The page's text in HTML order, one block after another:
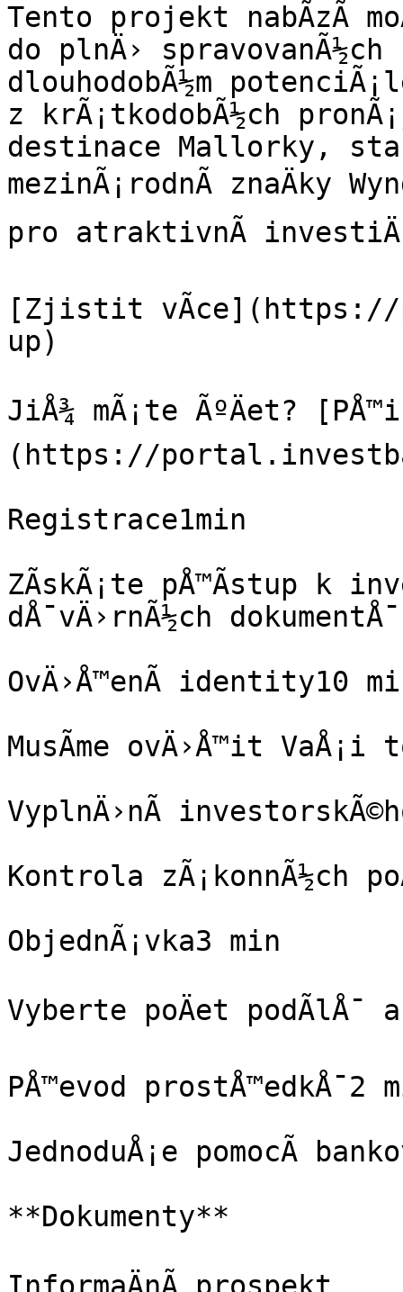
Tento projekt nabÃ­zÃ­
do plnÄ›
dlouhodobÃ½m
z krÃ¡tkodobÃ½ch
destinace Mallorky,
mezinÃ¡rodnÃ­ znaÄky
pro atraktivnÃ­
[Zjistit vÃ­ce](https://
up)
JiÅ¾ mÃ¡te ÃºÄet?
(https://
Registrace1min
ZÃ­skÃ¡te pÅ™Ã­stup k
dÅ¯vÄ›rnÃ½ch dokumentÅ¯
OvÄ›Å™enÃ­ identity10
MusÃ­me ovÄ›Å™it VaÅ¡i
VyplnÄ›nÃ­
Kontrola zÃ¡konnÃ½ch
ObjednÃ¡vka3 min
Vyberte poÄet podÃ­lÅ¯
PÅ™evod prostÅ™edkÅ¯2
JednoduÅ¡e pomocÃ­
**Dokumenty**